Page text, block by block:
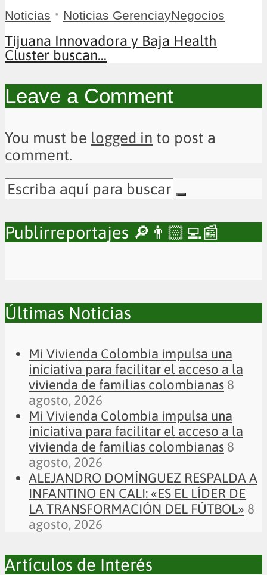
Noticias • Noticias GerenciayNegocios
Tijuana Innovadora y Baja Health
Cluster buscan...
Leave a Comment
You must be logged in to post a
comment.
Publirreportajes 🔎👨🏻‍💻📰
Últimas Noticias
Mi Vivienda Colombia impulsa una
iniciativa para facilitar el acceso a la
vivienda de familias colombianas 8
agosto, 2026
Mi Vivienda Colombia impulsa una
iniciativa para facilitar el acceso a la
vivienda de familias colombianas 8
agosto, 2026
ALEJANDRO DOMÍNGUEZ RESPALDA A
INFANTINO EN CALI: «ES EL LÍDER DE
LA TRANSFORMACIÓN DEL FÚTBOL» 8
agosto, 2026
Artículos de Interés